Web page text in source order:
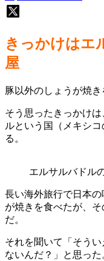
きっかけはエ
屋
豚以外のしょうが焼き
そう思ったきっかけは
ルという国（メキシ
る。
エルサルバドル
長い海外旅行で日本
が焼きを食べたが、
だ。
それを聞いて「そう
ないんだ？」と思った